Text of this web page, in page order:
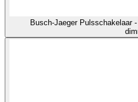
Busch-Jaeger Pulsschakelaar